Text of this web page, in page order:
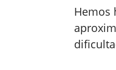
Hemos